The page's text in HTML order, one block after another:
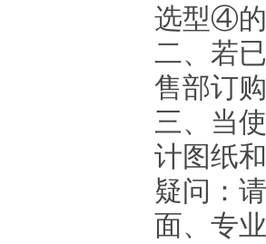
选型④
二、若
售部订
三、当
计图纸
疑问：
面、专